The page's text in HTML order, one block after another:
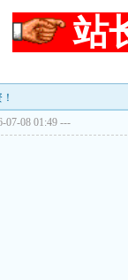
站
07-08 01:49 ---